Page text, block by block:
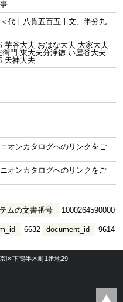
代十八貫五百五十文、半分九
芋谷大夫 おはな大夫 大家大夫
門 東大夫分浄徳 い屋谷大夫
天神大夫
オンカタログへのリンクをご
オンカタログへのリンクをご
ムの文書番号 1000264590000
document_id 9614
6632
区下鴨半木町1番地29